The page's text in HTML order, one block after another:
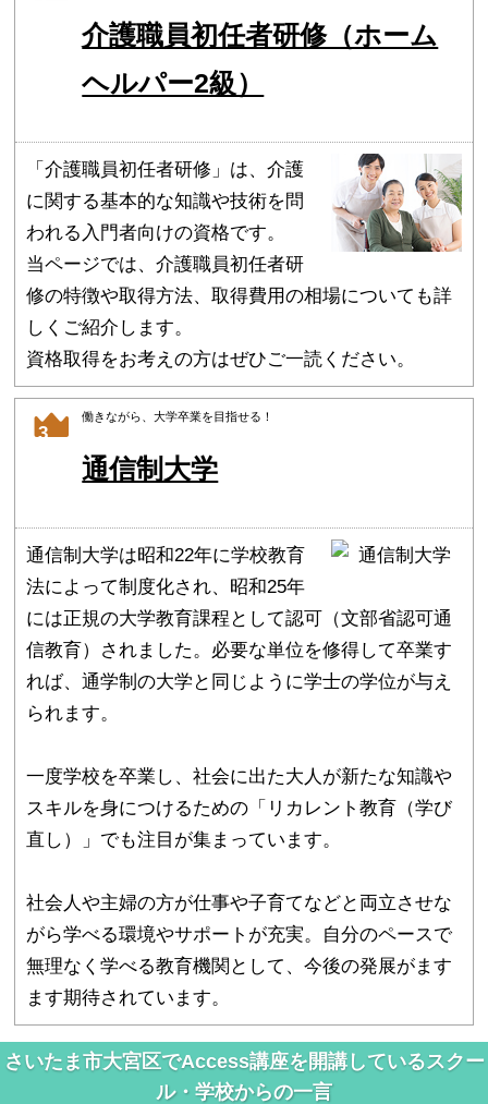
介護職員初任者研修（ホーム
ヘルパー2級）
「介護職員初任者研修」は、介護
に関する基本的な知識や技術を問
われる入門者向けの資格です。
当ページでは、介護職員初任者研
修の特徴や取得方法、取得費用の相場についても詳
しくご紹介します。
資格取得をお考えの方はぜひご一読ください。
3
働きながら、大学卒業を目指せる！
通信制大学
通信制大学は昭和22年に学校教育
法によって制度化され、昭和25年
には正規の大学教育課程として認可（文部省認可通
信教育）されました。必要な単位を修得して卒業す
れば、通学制の大学と同じように学士の学位が与え
られます。
一度学校を卒業し、社会に出た大人が新たな知識や
スキルを身につけるための「リカレント教育（学び
直し）」でも注目が集まっています。
社会人や主婦の方が仕事や子育てなどと両立させな
がら学べる環境やサポートが充実。自分のペースで
無理なく学べる教育機関として、今後の発展がます
ます期待されています。
さいたま市大宮区でAccess講座を開講しているスクー
ル・学校からの一言